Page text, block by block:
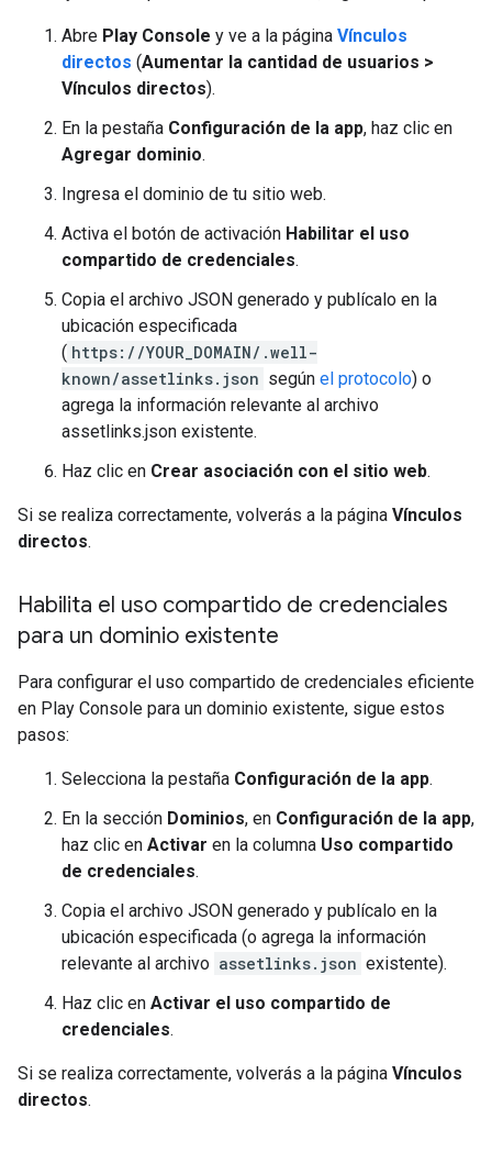
Abre Play Console y ve a la página Vínculos
directos (Aumentar la cantidad de usuarios >
Vínculos directos).
En la pestaña Configuración de la app, haz clic en
Agregar dominio.
Ingresa el dominio de tu sitio web.
Activa el botón de activación Habilitar el uso
compartido de credenciales.
Copia el archivo JSON generado y publícalo en la
ubicación especificada
( https://YOUR_DOMAIN/.well-
known/assetlinks.json según el protocolo) o
agrega la información relevante al archivo
assetlinks.json existente.
Haz clic en Crear asociación con el sitio web.
Si se realiza correctamente, volverás a la página Vínculos
directos.
Habilita el uso compartido de credenciales
para un dominio existente
Para configurar el uso compartido de credenciales eficiente
en Play Console para un dominio existente, sigue estos
pasos:
Selecciona la pestaña Configuración de la app.
En la sección Dominios, en Configuración de la app,
haz clic en Activar en la columna Uso compartido
de credenciales.
Copia el archivo JSON generado y publícalo en la
ubicación especificada (o agrega la información
relevante al archivo assetlinks.json existente).
Haz clic en Activar el uso compartido de
credenciales.
Si se realiza correctamente, volverás a la página Vínculos
directos.